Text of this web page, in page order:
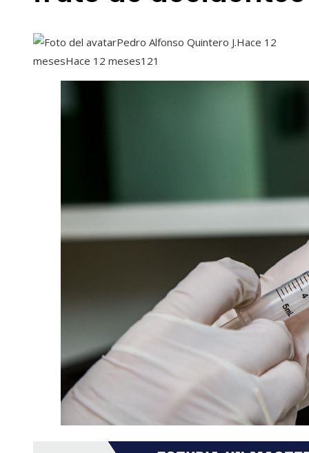
Pedro Alfonso Quintero J.Hace 12
mesesHace 12 meses121